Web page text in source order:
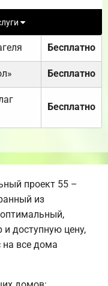
Бесплатно
Бесплатно
Бесплатно
проект 55 –
из
доступную цену,
на все дома